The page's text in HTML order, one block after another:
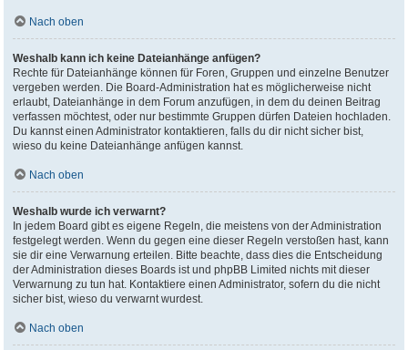
Nach oben
Weshalb kann ich keine Dateianhänge anfügen?
Rechte für Dateianhänge können für Foren, Gruppen und einzelne Benutzer
vergeben werden. Die Board-Administration hat es möglicherweise nicht
erlaubt, Dateianhänge in dem Forum anzufügen, in dem du deinen Beitrag
verfassen möchtest, oder nur bestimmte Gruppen dürfen Dateien hochladen.
Du kannst einen Administrator kontaktieren, falls du dir nicht sicher bist,
wieso du keine Dateianhänge anfügen kannst.
Nach oben
Weshalb wurde ich verwarnt?
In jedem Board gibt es eigene Regeln, die meistens von der Administration
festgelegt werden. Wenn du gegen eine dieser Regeln verstoßen hast, kann
sie dir eine Verwarnung erteilen. Bitte beachte, dass dies die Entscheidung
der Administration dieses Boards ist und phpBB Limited nichts mit dieser
Verwarnung zu tun hat. Kontaktiere einen Administrator, sofern du die nicht
sicher bist, wieso du verwarnt wurdest.
Nach oben